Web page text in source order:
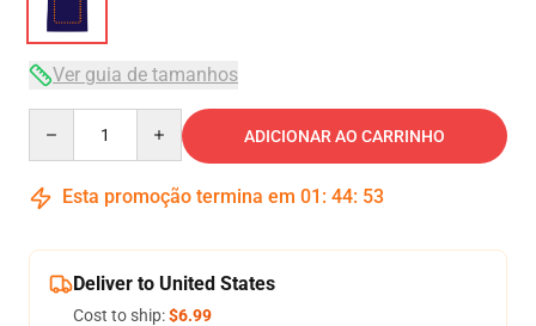
Ver guia de tamanhos
ADICIONAR AO CARRINHO
Esta promoção termina em 01 : 44: 52
Deliver to United States
Cost to ship:$6.99